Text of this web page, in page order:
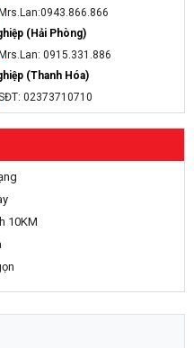
(Hải Phòng)
0915.331.886
(Thanh Hóa)
02373710710
10KM